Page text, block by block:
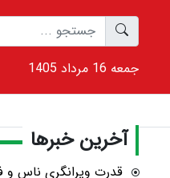
1405 جمعه 16 مرداد
آخرین خبرها
قدرت ویرانگری ناس و